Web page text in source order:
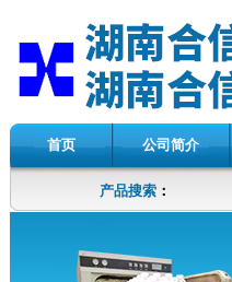
首页 公司简介
产品搜索 ：